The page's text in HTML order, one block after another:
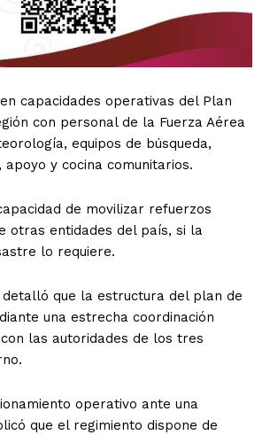
capacidades operativas del Plan
con personal de la Fuerza Aérea
equipos de búsqueda,
apoyo y cocina comunitarios.
de movilizar refuerzos
otras entidades del país, si la
lo requiere.
que la estructura del plan de
una estrecha coordinación
las autoridades de los tres
operativo ante una
que el regimiento dispone de